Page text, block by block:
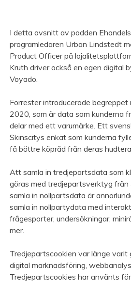
I detta avsnitt av podden
programledaren Urban Lindstedt
Product Officer på
Kruth driver också en egen digital
Voyado.
Forrester introducerade
2020, som är data som kunderna
delar med ett varumärke. Ett
Skinscitys enkät som kunderna
få bättre köpråd från deras
Att samla in tredjepartsdata som
göras med tredjepartsverktyg från
samla in nollpartsdata är
samla in nollpartydata med
frågesporter, undersökningar,
mer.
Tredjepartscookien var länge
digital marknadsföring,
Tredjepartscookies har använts